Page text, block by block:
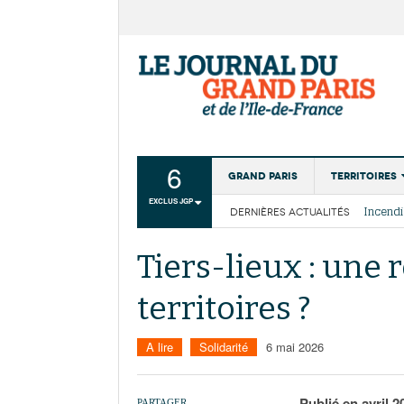
6
EXCLUS JGP
Grand Paris Territoires
Institutions
DERNIÈRES ACTUALITÉS
La
Les
Tiers-lieux : une
territoires ?
A lire Solidarité 6 mai 2026